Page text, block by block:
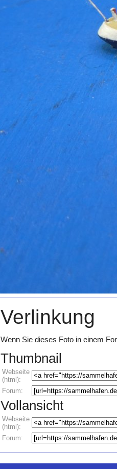
Verlinkung
Wenn Sie dieses Foto in einem
Thumbnail
Webseite
(html):
Forum:
Vollansicht
Webseite
(html):
Forum: